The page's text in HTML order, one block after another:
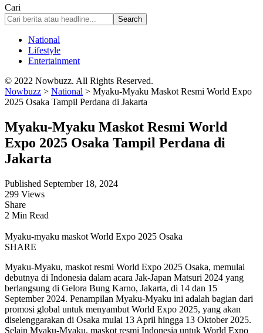
Cari
National
Lifestyle
Entertainment
© 2022 Nowbuzz. All Rights Reserved.
Nowbuzz > National > Myaku-Myaku Maskot Resmi World Expo
2025 Osaka Tampil Perdana di Jakarta
Myaku-Myaku Maskot Resmi World
Expo 2025 Osaka Tampil Perdana di
Jakarta
Published September 18, 2024
299 Views
Share
2 Min Read
Myaku-myaku maskot World Expo 2025 Osaka
SHARE
Myaku-Myaku, maskot resmi World Expo 2025 Osaka, memulai
debutnya di Indonesia dalam acara Jak-Japan Matsuri 2024 yang
berlangsung di Gelora Bung Karno, Jakarta, di 14 dan 15
September 2024. Penampilan Myaku-Myaku ini adalah bagian dari
promosi global untuk menyambut World Expo 2025, yang akan
diselenggarakan di Osaka mulai 13 April hingga 13 Oktober 2025.
Selain Myaku-Myaku, maskot resmi Indonesia untuk World Expo